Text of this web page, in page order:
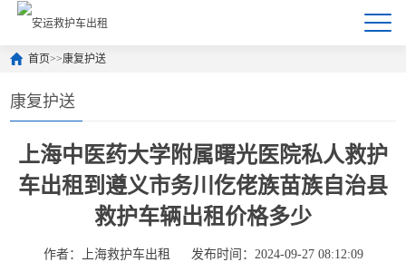
首页>>康复护送
康复护送
上海中医药大学附属曙光医院私人救护
车出租到遵义市务川仡佬族苗族自治县
救护车辆出租价格多少
作者：上海救护车出租
发布时间：2024-09-27 08:12:09